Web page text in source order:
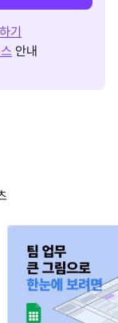
기
안내